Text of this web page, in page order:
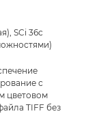
SCi 36c
с
цветовом
TIFF без